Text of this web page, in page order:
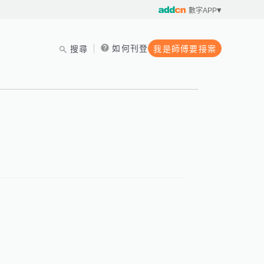
數字APP
搜尋 如何刊登 我是師傅要接案